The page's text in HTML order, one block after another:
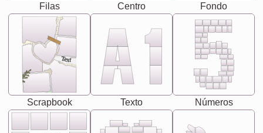
Filas Centro Fondo
Text
Scrapbook Texto Números